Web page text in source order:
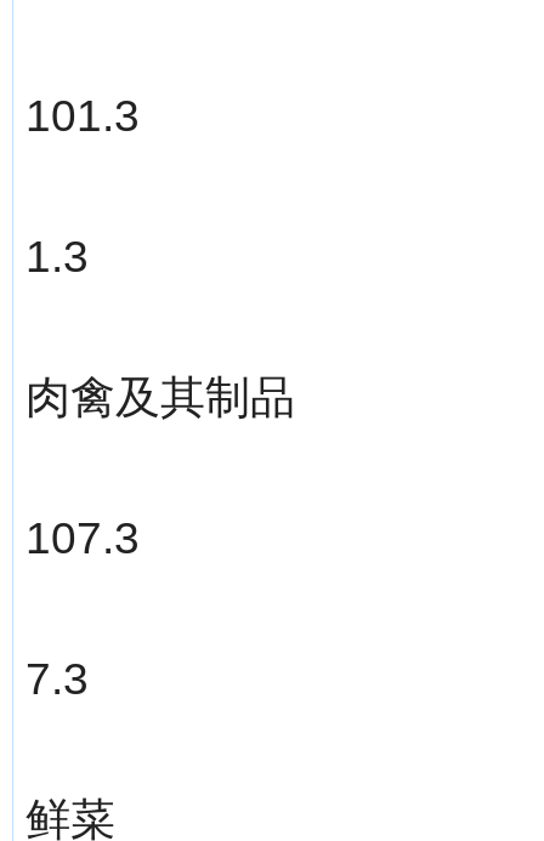
101.3
1.3
肉禽及其制品
107.3
7.3
鲜菜